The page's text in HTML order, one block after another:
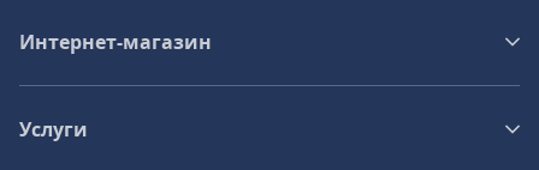
Интернет-магазин
Услуги